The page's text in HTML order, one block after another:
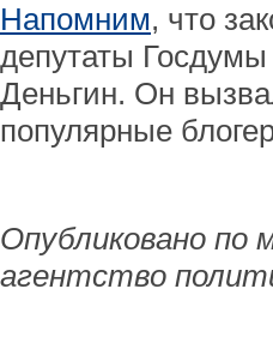
Напомним, что
депутаты
Деньгин. Он
популярные
Опубликовано по
агентство